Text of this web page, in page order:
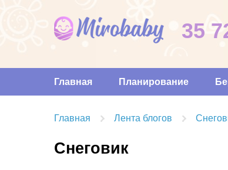
35
Главная Планирование
Главная Лента блогов
Снеговик